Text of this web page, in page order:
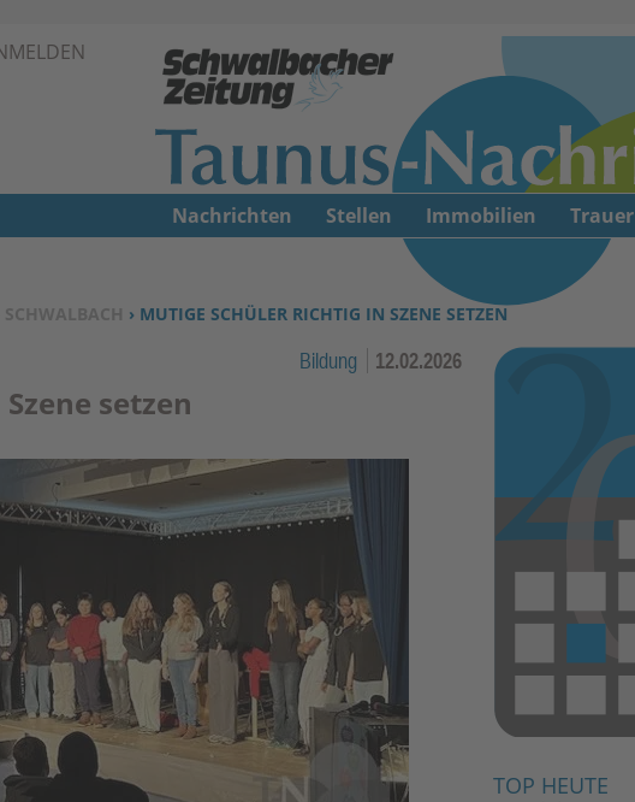
Zum Inhalt springen ↓
SCHWALBACH › MUTIGE SCHÜLER RICHTIG IN SZENE SETZEN
Bildung 12.02.2026
setzen
TOP HEUTE
Nachrichten Stellen Immobilien Trauer